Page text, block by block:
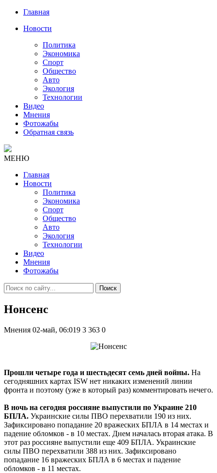
Главная
Новости
Политика
Экономика
Спорт
Общество
Авто
Экология
Технологии
Видео
Мнения
Фотожабы
Обратная связь
МЕНЮ
Главная
Новости
Политика
Экономика
Спорт
Общество
Авто
Экология
Технологии
Видео
Мнения
Фотожабы
Поиск
Нонсенс
Мнения 02-май, 06:019 3 363 0
Прошли четыре года и шестьдесят семь дней войны. На
сегодняшних картах ISW нет никаких изменений линии
фронта и поэтому (уже в который раз) комментировать нечего.
В ночь на сегодня россияне выпустили по Украине 210
БПЛА. Украинские силы ПВО перехватили 190 из них.
Зафиксировано попадание 20 вражеских БПЛА в 14 местах и
падение обломков - в 10 местах. Днем началась вторая атака. В
этот раз россияне выпустили еще 409 БПЛА. Украинские
силы ПВО перехватили 388 из них. Зафиксировано
попадание 16 вражеских БПЛА в 6 местах и падение
обломков - в 11 местах.